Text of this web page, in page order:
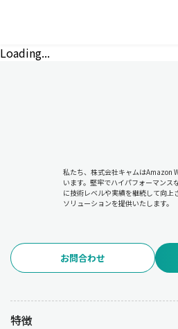
Loading...
私たち、株式会社キャムはAmazon
います。堅牢でハイパフォーマンス
に技術レベルや実績を継続して向
ソリューションを提供いたします。
お問合わせ
特徴